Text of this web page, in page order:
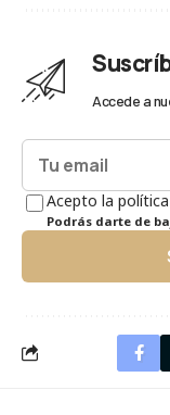
Accede a
Acepto la
Podrás darte de